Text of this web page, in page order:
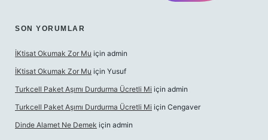
SON YORUMLAR
İKtisat Okumak Zor Mu için admin
İKtisat Okumak Zor Mu için Yusuf
Turkcell Paket Aşımı Durdurma Ücretli Mi için admin
Turkcell Paket Aşımı Durdurma Ücretli Mi için Cengaver
Dinde Alamet Ne Demek için admin